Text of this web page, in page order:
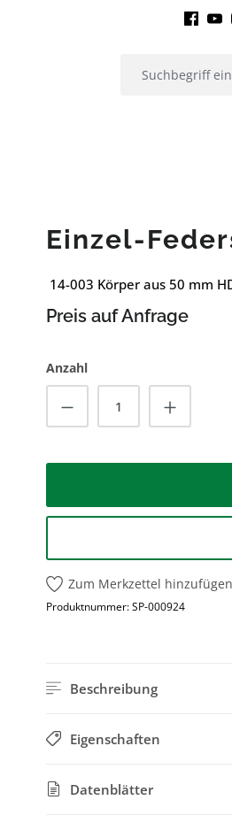
Einzel-
14-003 Körper aus 50 mm
Preis auf Anfrage
Anzahl
Produkt Anzahl:
Zum Merkzettel hinzufügen
Produktnummer:SP-000924
Beschreibung
Eigenschaften
Datenblätter